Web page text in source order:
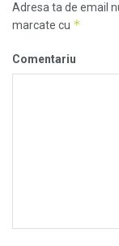
Adresa ta de email
marcate cu *
Comentariu